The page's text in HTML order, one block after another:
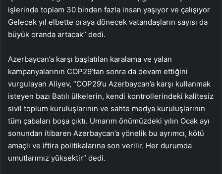
işlerinde toplam 30 binden fazla insan yaşıyor ve çalışıyor
Gelecek yıl elbette oraya dönecek vatandaşların sayısı da
büyük oranda artacak” dedi.
Azerbaycan’a karşı başlatılan karalama ve yalan
kampanyalarının COP29’tan sonra da devam ettiğini
vurgulayan Aliyev, “COP29’u Azerbaycan’a karşı kullanmak
isteyen bazı Batılı ülkelerin, kendi kontrollerindeki kalitesiz
sivil toplum kuruluşlarının ve sahte medya kuruluşlarının
tüm çabaları boşa çıktı. Umarım önümüzdeki yılın Ocak ayı
sonundan itibaren Azerbaycan’a yönelik bu ayrımcı, kötü
amaçlı ve iftira politikalarına son verilir. Her durumda
umutlarımız yüksektir” dedi.